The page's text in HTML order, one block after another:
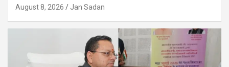
August 8, 2026 Jan Sadan